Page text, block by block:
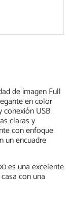
de imagen Full
en color
USB
claras y
con enfoque
un encuadre
es una excelente
con una